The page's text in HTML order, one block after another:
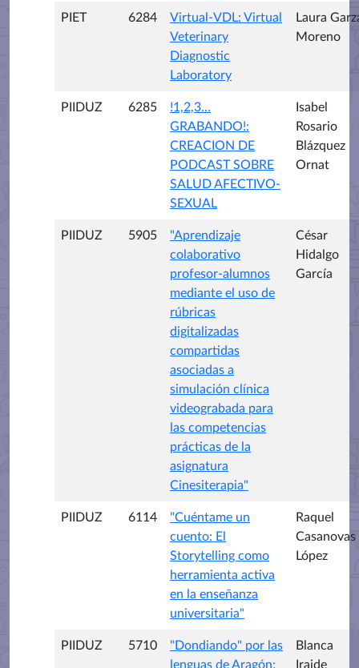
PIET 6284
Virtual-VDL: Virtual
Veterinary
Diagnostic
Laboratory
Laura
Moreno
PIIDUZ 6285
!1,2,3…
GRABANDO!:
CREACION DE
PODCAST SOBRE
SALUD AFECTIVO-
SEXUAL
Isabel
Rosario
Blázquez
Ornat
PIIDUZ 5905
"Aprendizaje
colaborativo
profesor-alumnos
mediante el uso de
rúbricas
digitalizadas
compartidas
asociadas a
simulación clínica
videograbada para
las competencias
prácticas de la
asignatura
Cinesiterapia"
César
Hidalgo
García
PIIDUZ 6114
"Cuéntame un
cuento: El
Storytelling como
herramienta activa
en la enseñanza
universitaria"
Raquel
Casanovas
López
PIIDUZ 5710
"Dondiando" por las
lenguas de Aragón:
Blanca
Iraide